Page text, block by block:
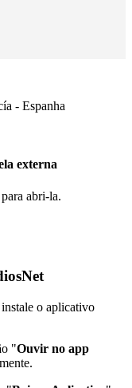
- Espanha
externa
abri-la.
o aplicativo
"Ouvir no app